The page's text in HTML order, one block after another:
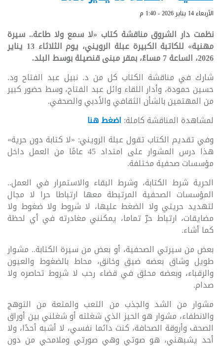
الأربعاء 14 يناير 2026 - 1:40 م
نظمت دار الشروق مناقشة كتاب «لا سمع ولا طاعة.. سيرة
مهنية» للكاتبة الكبيرة عبلة الرويني، يوم الثلاثاء 13 يناير
2026، الساعة 7 مساءً، بمقر مبنى قنصيلة بوسط البلد.
شارك في مناقشة الكتاب كل من د. نبيل عبد الفتاح ود.
حسين حمودة، وأدار اللقاء وائل عبد الفتاح، وسط حضور كبير
من المهتمين بالشأن الثقافي والأدبي والصحفي.
لمشاهدة المناقشة كاملة: اضغط هنا
وفي تقديم الكتاب تقول عبلة الرويني: «لا كتابة دون حرية»
هذا درس المشوار على امتداد 45 عامًا من العمل داخل
مؤسسات صحفية مختلفة.
الحرية شرط الكتابة، وشرط البقاء والاستمرار في العمل..
المؤسسات الصحفية المرتبطة معها ارتباطا حرا لا مجال
لتهديد حريتي ولا الضغط عليها، لا شروط ولا ضغوط ولا
مضايقات، ارتباط حرّ تماما، يمكنني مغادرته في أي لحظة
كما أشاء.
بعض من سيرتي الصحفية، أو بعض من سيرة الكتابة.. مشوار
طويل وشاق بعضه ضيق وخانق، محاط بالضغوط والعيون
والرقباء، وبعضه محلق في قضاء رحب لا شروط تحاصره ولا
صدام.
مشوار من الشد والجذب من التعب والمتعة من التوهج
والانطفاء، مشوار هو الحيز الذي شغلته أو شغلني بين أوراق
الصحف وأروقة الصحافة، كنت دائما نفسي، لا أشبه أحدًا، ولا
أحد يشبهني، هو صوتي وهي صورتي وملامحي من دون